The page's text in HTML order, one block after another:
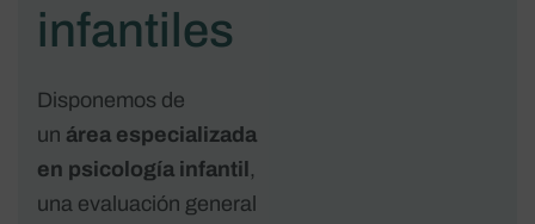
infantiles
Disponemos de
un área especializada
en psicología infantil,
una evaluación general